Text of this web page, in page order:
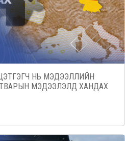
НЬ МЭДЭЭЛЛИЙН
МЭДЭЭЛЭЛД ХАНДАХ